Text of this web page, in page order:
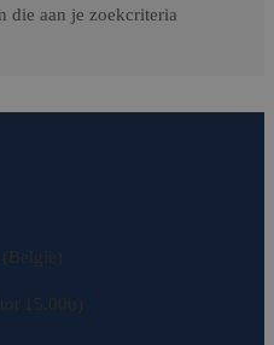
die aan je zoekcriteria
15.00u)